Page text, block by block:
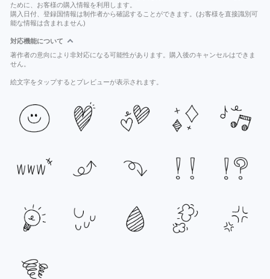
ために、お客様の購入情報を利用します。
購入日付、登録国情報は制作者から確認することができます。(お客様を直接識別可
能な情報は含まれません)
対応機能について
著作者の意向により非対応になる可能性があります。購入後のキャンセルはできま
せん。
絵文字をタップするとプレビューが表示されます。